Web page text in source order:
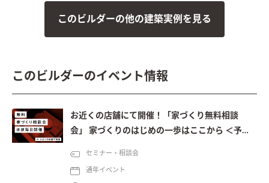
このビルダーの他の建築実例を見る
このビルダーのイベント情報
お近くの店舗にて開催！「家づくり無料相談
会」 家づくりのはじめの一歩はここから ＜予約
セミナー・相談会
通年イベント